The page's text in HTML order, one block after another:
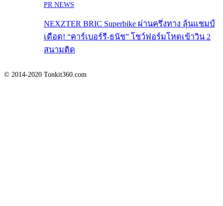
PR NEWS
NEXZTER BRIC Superbike ผ่านครึ่งทาง ลุ้นแชมป์
เดือด! “คาร์เบอร์รี-ธนัช” โชว์ฟอร์มโหดเข้าวิน 2
สนามติด
© 2014-2020 Tonkit360.com